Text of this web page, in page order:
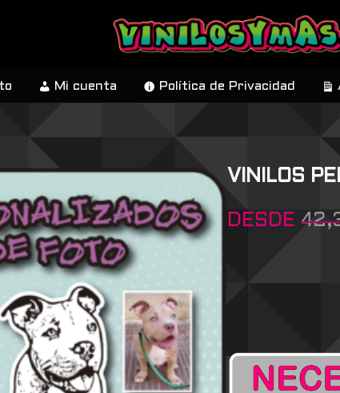
Mi cuenta Política de Privacidad
VINILOS
DESDE